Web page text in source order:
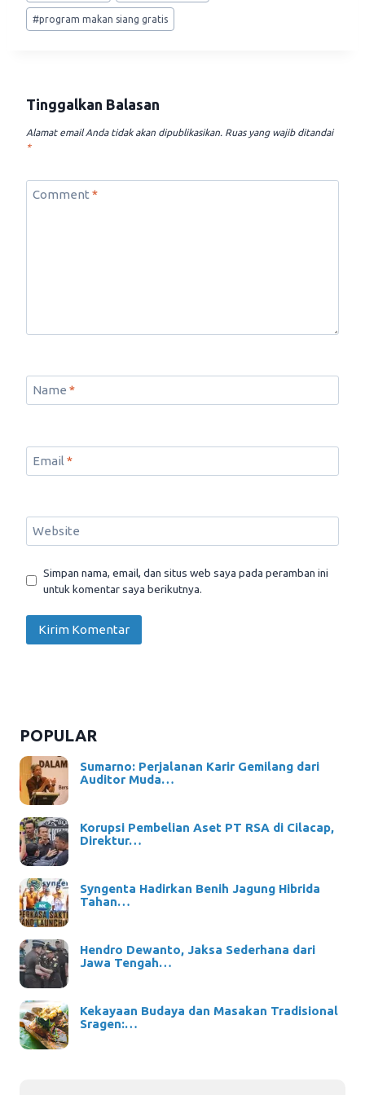
#program makan siang gratis
Tinggalkan Balasan
Alamat email Anda tidak akan dipublikasikan. Ruas yang wajib ditandai
*
Comment *
Name *
Email *
Website
Simpan nama, email, dan situs web saya pada peramban ini
untuk komentar saya berikutnya.
POPULAR
Sumarno: Perjalanan Karir Gemilang dari
Auditor Muda…
Korupsi Pembelian Aset PT RSA di Cilacap,
Direktur…
Syngenta Hadirkan Benih Jagung Hibrida
Tahan…
Hendro Dewanto, Jaksa Sederhana dari
Jawa Tengah…
Kekayaan Budaya dan Masakan Tradisional
Sragen:…